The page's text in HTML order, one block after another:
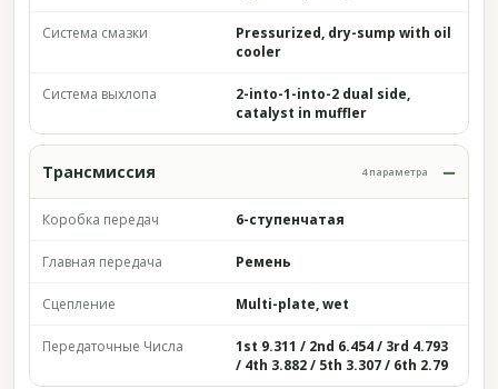
Система смазки
Pressurized, dry-sump with oil
cooler
Система выхлопа
2-into-1-into-2 dual side,
catalyst in muffler
Трансмиссия 4 параметра
Коробка передач 6-ступенчатая
Главная передача Ремень
Сцепление Multi-plate, wet
Передаточные Числа
1st 9.311 / 2nd 6.454 / 3rd 4.793
/ 4th 3.882 / 5th 3.307 / 6th 2.79